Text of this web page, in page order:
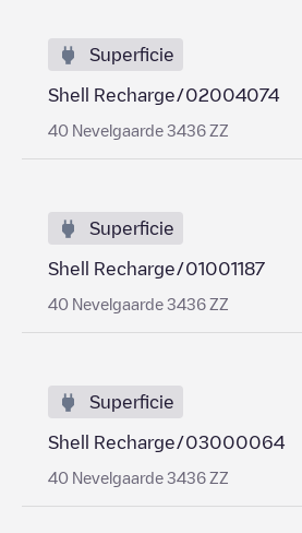
Superficie
Shell Recharge/02004074
40 Nevelgaarde 3436 ZZ
Superficie
Shell Recharge/01001187
40 Nevelgaarde 3436 ZZ
Superficie
Shell Recharge/03000064
40 Nevelgaarde 3436 ZZ